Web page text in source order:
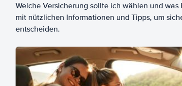
Welche Versicherung sollte ich wählen und
mit nützlichen Informationen und Tipps, um
entscheiden.